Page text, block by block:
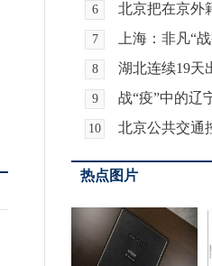
6
北京把在京外
管理
7
上海：非凡“
力
8 湖北连续19天
9 战“疫”中的辽
10
北京公共交通
度
热点图片